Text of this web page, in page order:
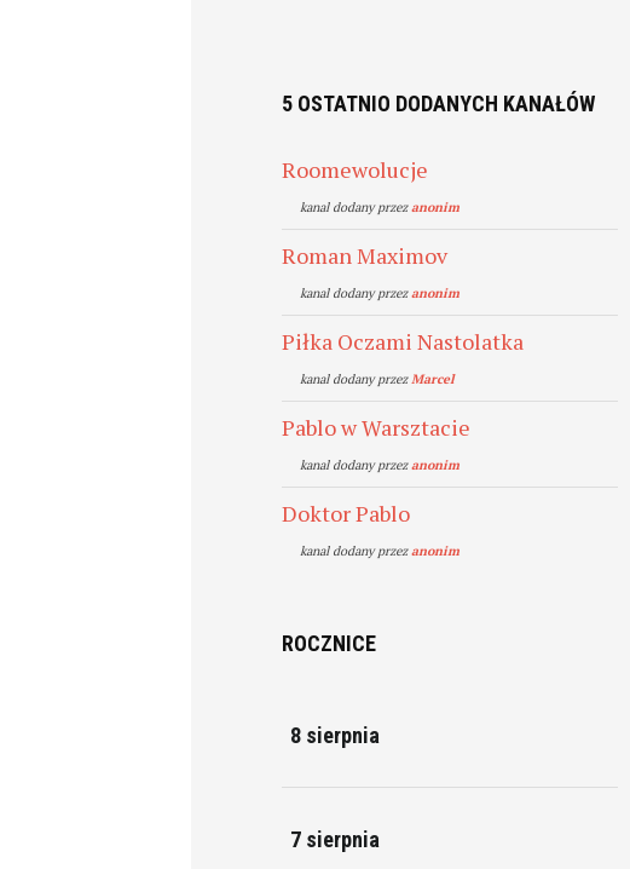
5 OSTATNIO DODANYCH KANAŁÓW
Roomewolucje
kanal dodany przezanonim
Roman Maximov
kanal dodany przezanonim
Piłka Oczami Nastolatka
kanal dodany przezMarcel
Pablo w Warsztacie
kanal dodany przezanonim
Doktor Pablo
kanal dodany przezanonim
ROCZNICE
8 sierpnia
7 sierpnia